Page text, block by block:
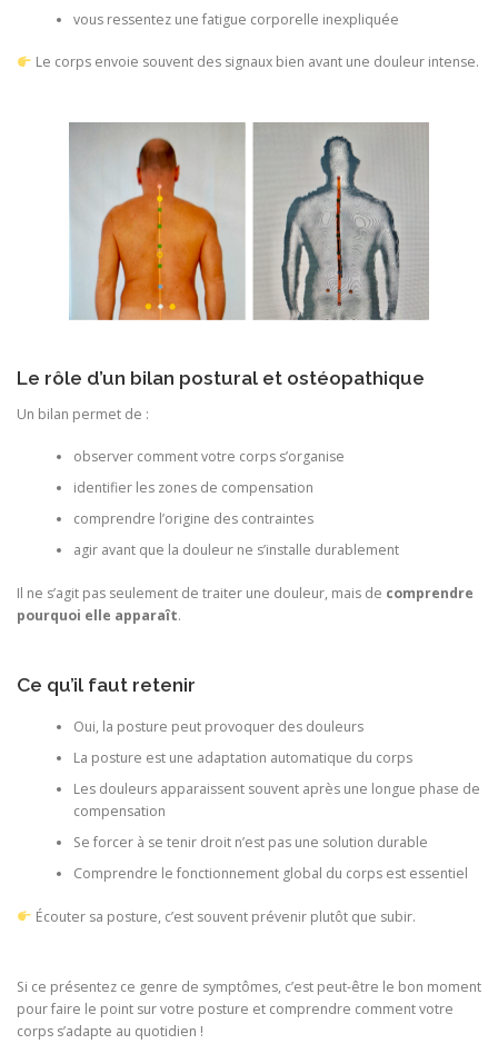
vous ressentez une fatigue corporelle inexpliquée
Le corps envoie souvent des signaux bien avant une douleur intense.
Le rôle d’un bilan postural et ostéopathique
Un bilan permet de :
observer comment votre corps s’organise
identifier les zones de compensation
comprendre l’origine des contraintes
agir avant que la douleur ne s’installe durablement
Il ne s’agit pas seulement de traiter une douleur, mais de comprendre
pourquoi elle apparaît.
Ce qu’il faut retenir
Oui, la posture peut provoquer des douleurs
La posture est une adaptation automatique du corps
Les douleurs apparaissent souvent après une longue phase de
compensation
Se forcer à se tenir droit n’est pas une solution durable
Comprendre le fonctionnement global du corps est essentiel
Écouter sa posture, c’est souvent prévenir plutôt que subir.
Si ce présentez ce genre de symptômes, c’est peut-être le bon moment
pour faire le point sur votre posture et comprendre comment votre
corps s’adapte au quotidien !